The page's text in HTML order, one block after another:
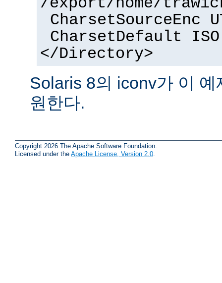
/export/home/
CharsetSourceEnc
CharsetDefault
</Directory>
Solaris 8의 iconv가 이
원한다.
Copyright 2026 The Apache Software Foundation.
Licensed under the Apache License, Version 2.0